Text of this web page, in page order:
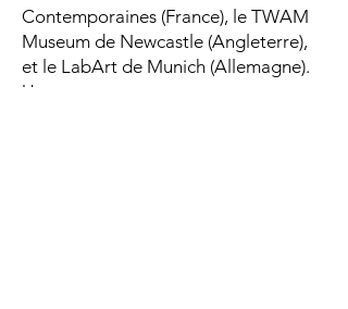
Contemporaines (France), le TWAM
Museum de Newcastle (Angleterre),
et le LabArt de Munich (Allemagne).
Un ouvrage